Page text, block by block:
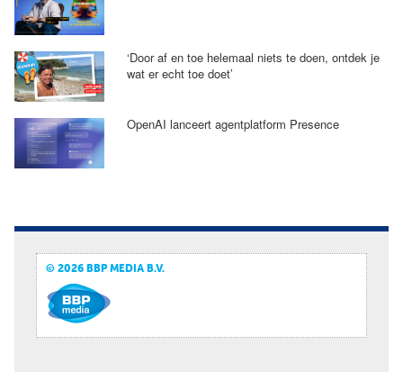
‘Door af en toe helemaal niets te doen, ontdek je
wat er echt toe doet’
OpenAI lanceert agentplatform Presence
© 2026 BBP MEDIA B.V.